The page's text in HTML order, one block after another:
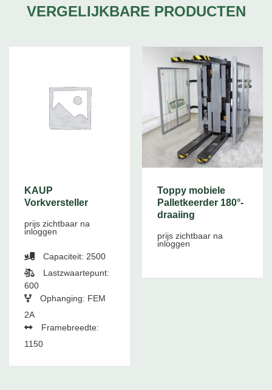
VERGELIJKBARE PRODUCTEN
KAUP
Vorkversteller
prijs zichtbaar na
inloggen
Capaciteit: 2500
Lastzwaartepunt:
600
Ophanging: FEM
2A
Framebreedte:
1150
Toppy mobiele
Palletkeerder 180°-
draaiing
prijs zichtbaar na
inloggen